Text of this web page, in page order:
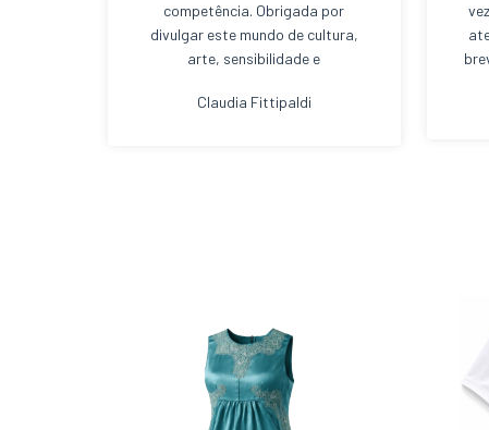
competência. Obrigada por
divulgar este mundo de cultura,
arte, sensibilidade e
tão leve. Bj. Bj.
Claudia Fittipaldi